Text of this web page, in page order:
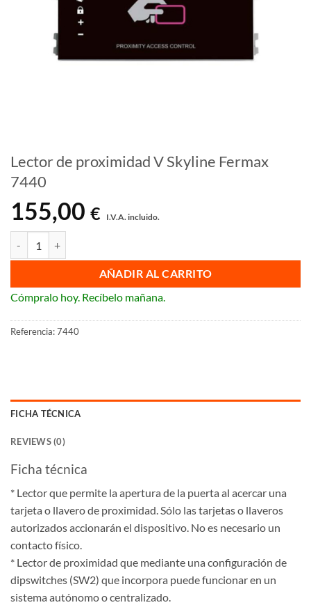
Lector de proximidad V Skyline Fermax
7440
155,00 € I.V.A. incluido.
AÑADIR AL CARRITO
Cómpralo hoy. Recíbelo mañana.
Referencia:7440
FICHA TÉCNICA
REVIEWS (0)
Ficha técnica
* Lector que permite la apertura de la puerta al acercar una
tarjeta o llavero de proximidad. Sólo las tarjetas o llaveros
autorizados accionarán el dispositivo. No es necesario un
contacto físico.
* Lector de proximidad que mediante una configuración de
dipswitches (SW2) que incorpora puede funcionar en un
sistema autónomo o centralizado.